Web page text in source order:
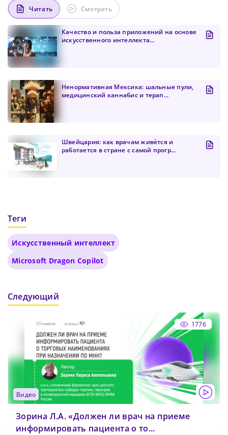
Читать Смотреть
Качество и польза приложений на основе
искусственного интеллекта...
Ненормативная Мексика: шальные пули,
медицинский каннабис и терап...
Швейцария: как врачам живётся и
работается в стране с самой прогр...
Теги
Искусственный интеллект
Microsoft Dragon Copilot
Следующий
1776
видео
Зорина Л.А. «Должен ли врач на приеме
информировать пациента о то...